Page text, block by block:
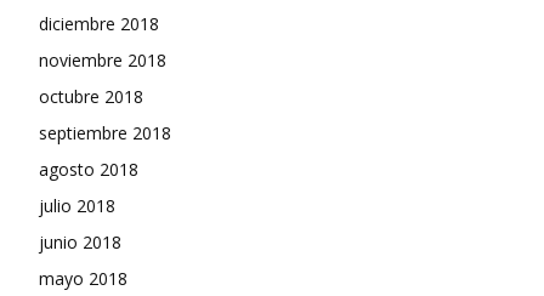
diciembre 2018
noviembre 2018
octubre 2018
septiembre 2018
agosto 2018
julio 2018
junio 2018
mayo 2018